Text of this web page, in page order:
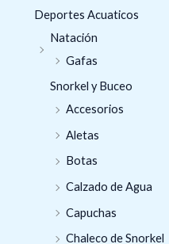
Deportes Acuaticos
Natación
Gafas
Snorkel y Buceo
Accesorios
Aletas
Botas
Calzado de Agua
Capuchas
Chaleco de Snorkel